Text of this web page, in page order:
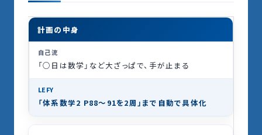
計画の中身
「○日は数学」など大ざっぱで、手が止まる
「体系数学2 P88〜91を2周」 まで自動で具体化